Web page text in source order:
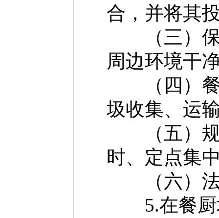
合，并将其
（三）保
周边环境干
（四）餐
圾收集、运
（五）规
时、定点集
（六）法
5.在餐厨